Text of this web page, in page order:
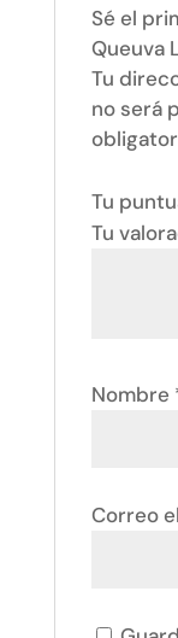
Sé el
Queuva
Tu
no será
Tu
Tu
Nombre
Correo